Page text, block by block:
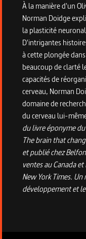
À la manière d'un
Norman Doidge
la plasticité
D'intrigantes
à cette plongée
beaucoup de clarté
capacités de
cerveau, Norman
domaine de
du cerveau lui-
du livre éponyme
The brain that
et publié chez
ventes au Canada
New York Times.
développement et